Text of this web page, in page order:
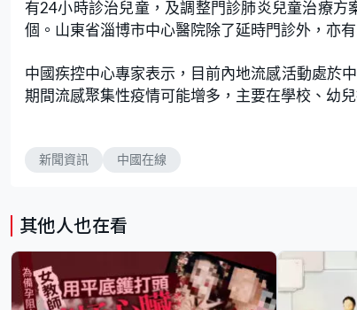
有24小時診治兒童，及調整門診肺炎兒童治療
個。山東省淄博市中心醫院除了延時門診外，亦
中國疾控中心專家表示，目前內地流感活動處於
期間流感聚集性疫情可能增多，主要在學校、幼
新聞資訊 中國在線
其他人也在看